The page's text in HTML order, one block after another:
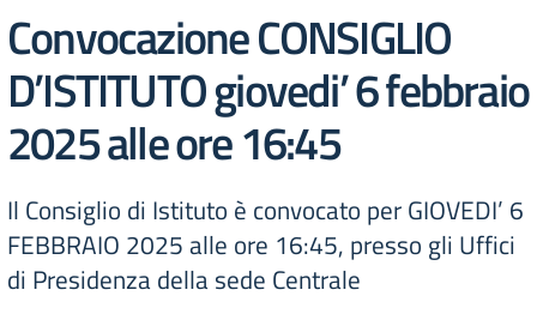
Convocazione CONSIGLIO
D’ISTITUTO giovedi’ 6 febbraio
2025 alle ore 16:45
Il Consiglio di Istituto è convocato per GIOVEDI’ 6
FEBBRAIO 2025 alle ore 16:45, presso gli Uffici
di Presidenza della sede Centrale